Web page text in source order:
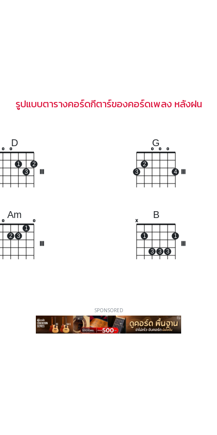
รูปแบบตารางคอร์ดกีตาร์ของคอร์ดเพลง หลังฝน
D
o o
1
3
2
G
3
2
o o o
4
Am
o
2 3
1
o
B
x
1
3 3 3
1
SPONSORED